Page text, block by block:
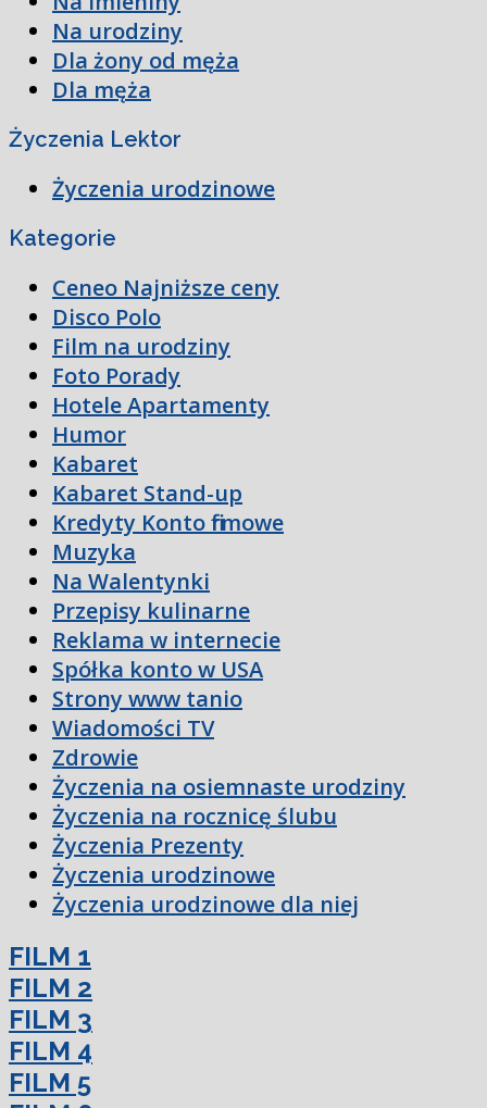
Na urodziny
Dla żony od męża
Dla męża
Życzenia Lektor
Życzenia urodzinowe
Kategorie
Ceneo Najniższe ceny
Disco Polo
Film na urodziny
Foto Porady
Hotele Apartamenty
Humor
Kabaret
Kabaret Stand-up
Kredyty Konto firmowe
Muzyka
Na Walentynki
Przepisy kulinarne
Reklama w internecie
Spółka konto w USA
Strony www tanio
Wiadomości TV
Zdrowie
Życzenia na osiemnaste urodziny
Życzenia na rocznicę ślubu
Życzenia Prezenty
Życzenia urodzinowe
Życzenia urodzinowe dla niej
FILM 1
FILM 2
FILM 3
FILM 4
FILM 5